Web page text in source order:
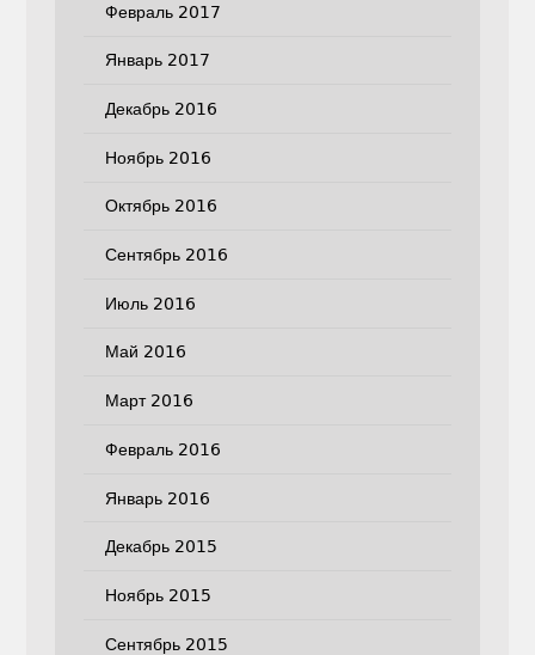
Февраль 2017
Январь 2017
Декабрь 2016
Ноябрь 2016
Октябрь 2016
Сентябрь 2016
Июль 2016
Май 2016
Март 2016
Февраль 2016
Январь 2016
Декабрь 2015
Ноябрь 2015
Сентябрь 2015